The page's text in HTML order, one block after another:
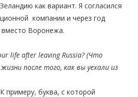
как вариант. Я согласился
компании и через год
вместо Воронежа.
life after leaving Russia? (Что
после того, как вы уехали из
примеру, буква, с которой